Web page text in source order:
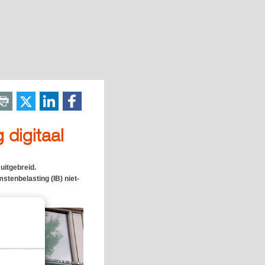
digitaal
(IB) niet-